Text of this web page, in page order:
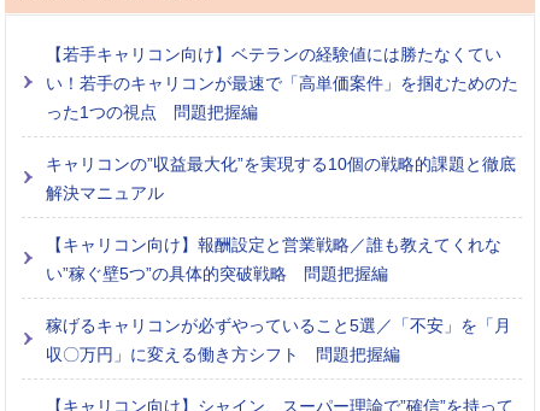
【若手キャリコン向け】ベテランの経験値には勝たなくてい
い！若手のキャリコンが最速で「高単価案件」を掴むためのた
った1つの視点 問題把握編
キャリコンの”収益最大化”を実現する10個の戦略的課題と徹底
解決マニュアル
【キャリコン向け】報酬設定と営業戦略／誰も教えてくれな
い”稼ぐ壁5つ”の具体的突破戦略 問題把握編
稼げるキャリコンが必ずやっていること5選／「不安」を「月
収〇万円」に変える働き方シフト 問題把握編
【キャリコン向け】シャイン、スーパー理論で”確信”を持って